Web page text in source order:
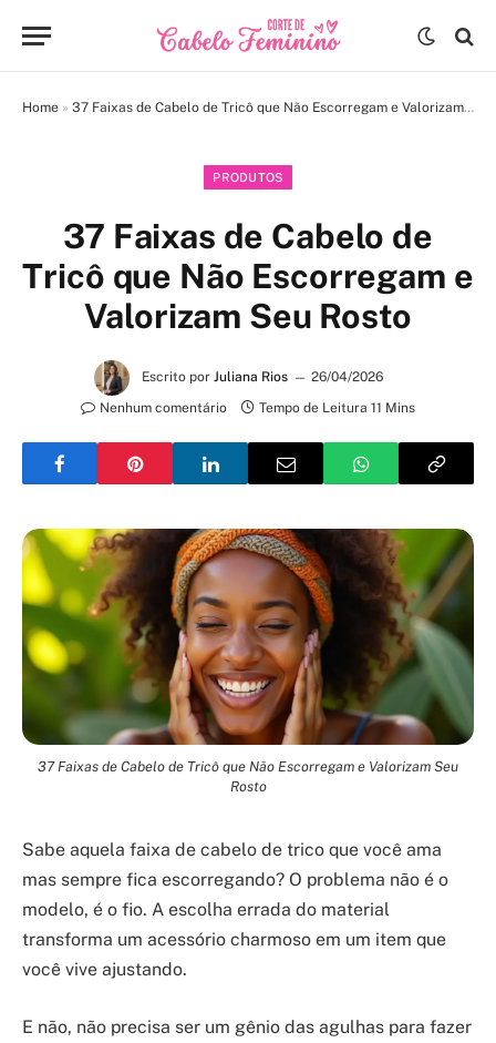
Home » 37 Faixas de Cabelo de Tricô que Não Escorregam e Valorizam Seu Rosto
PRODUTOS
37 Faixas de Cabelo de
Tricô que Não Escorregam e
Valorizam Seu Rosto
Escrito por Juliana Rios
26/04/2026
Nenhum comentário
Tempo de Leitura 11 Mins
37 Faixas de Cabelo de Tricô que Não Escorregam e Valorizam Seu
Rosto
Sabe aquela faixa de cabelo de trico que você ama
mas sempre fica escorregando? O problema não é o
modelo, é o fio. A escolha errada do material
transforma um acessório charmoso em um item que
você vive ajustando.
E não, não precisa ser um gênio das agulhas para fazer